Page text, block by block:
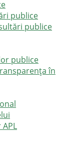
publice
publice
publice
în